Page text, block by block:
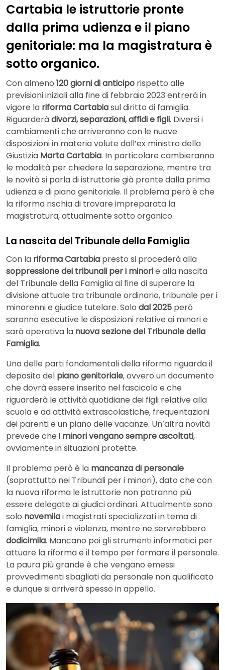
Cartabia le istruttorie pronte
dalla prima udienza e il piano
genitoriale: ma la magistratura è
sotto organico.
Con almeno 120 giorni di anticipo rispetto alle
previsioni iniziali alla fine di febbraio 2023 entrerà in
vigore la riforma Cartabiasul diritto di famiglia.
Riguarderàdivorzi, separazioni, affidi e figli. Diversi i
cambiamenti che arriveranno con le nuove
disposizioni in materia volute dall’ex ministro della
Giustizia Marta Cartabia. In particolare cambieranno
le modalità per chiedere la separazione, mentre tra
le novità si parla di istruttorie già pronte dalla prima
udienza e di piano genitoriale. Il problema però è che
la riforma rischia di trovare impreparata la
magistratura, attualmente sotto organico.
La nascita del Tribunale della Famiglia
Con la riforma Cartabia presto si procederà alla
soppressione dei tribunali per i minorie alla nascita
del Tribunale della Famiglia al fine di superare la
divisione attuale tra tribunale ordinario, tribunale per i
minorenni e giudice tutelare. Solo dal 2025 però
saranno esecutive le disposizioni relative ai minori e
sarà operativa la nuova sezione del Tribunale della
Famiglia.
Una delle parti fondamentali della riforma riguarda il
deposito del piano genitoriale, ovvero un documento
che dovrà essere inserito nel fascicolo e che
riguarderà le attività quotidiane dei figli relative alla
scuola e ad attività extrascolastiche, frequentazioni
dei parenti e un piano delle vacanze. Un’altra novità
prevede che i minori vengano sempre ascoltati,
ovviamente in situazioni protette.
Il problema però è la mancanza di personale
(soprattutto nei Tribunali per i minori), dato che con
la nuova riforma le istruttorie non potranno più
essere delegate ai giudici ordinari. Attualmente sono
solo novemilai magistrati specializzati in tema di
famiglia, minori e violenza, mentre ne servirebbero
dodicimila. Mancano poi gli strumenti informatici per
attuare la riforma e il tempo per formare il personale.
La paura più grande è che vengano emessi
provvedimenti sbagliati da personale non qualificato
e dunque si arriverà spesso in appello.